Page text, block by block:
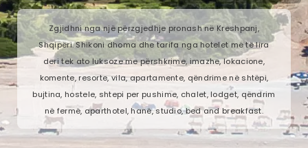
Zgjidhni nga një përzgjedhje pronash në Kreshpanj,
Shqipëri. Shikoni dhoma dhe tarifa nga hotelet më të lira
deri tek ato luksoze me përshkrime, imazhe, lokacione,
komente, resorte, vila, apartamente, qëndrime në shtëpi,
bujtina, hostele, shtepi per pushime, chalet, lodget, qëndrim
në fermë, aparthotel, hanë, studio, bed and breakfast.